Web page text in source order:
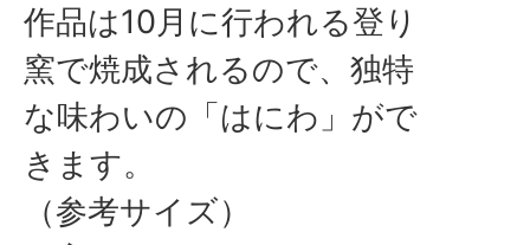
作品は10月に行われる登り
窯で焼成されるので、独特
な味わいの「はにわ」がで
きます。
（参考サイズ）